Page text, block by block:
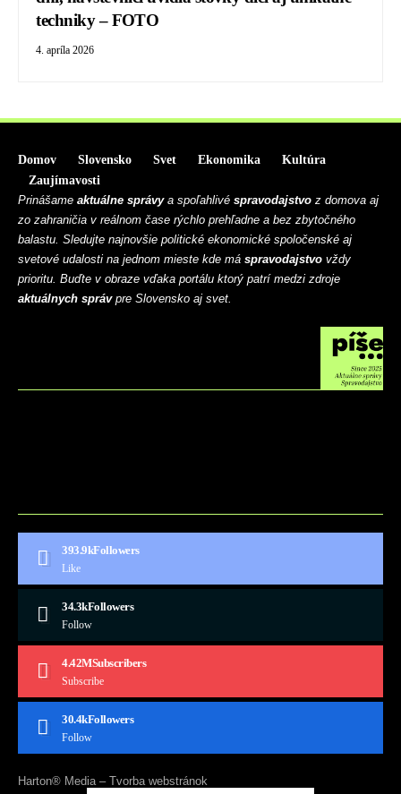
techniky – FOTO
4. apríla 2026
Domov Slovensko Svet Ekonomika
Kultúra
Zaujímavosti
Prinášame aktuálne správya spoľahlivé spravodajstvo z domova aj
zo zahraničia v reálnom čase rýchlo prehľadne a bez zbytočného
balastu. Sledujte najnovšie politické ekonomické spoločenské aj
svetové udalosti na jednom mieste kde má spravodajstvo vždy
prioritu. Buďte v obraze vďaka portálu ktorý patrí medzi zdroje
aktuálnych správpre Slovensko aj svet.
393.9kFollowers
Like
34.3kFollowers
Follow
4.42MSubscribers
Subscribe
30.4kFollowers
Follow
Harton® Media – Tvorba webstránok